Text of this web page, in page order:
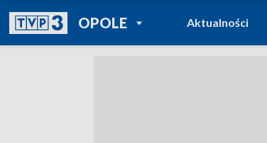
OPOLEPOWRÓT DO
TVP REGIONY
Aktualności